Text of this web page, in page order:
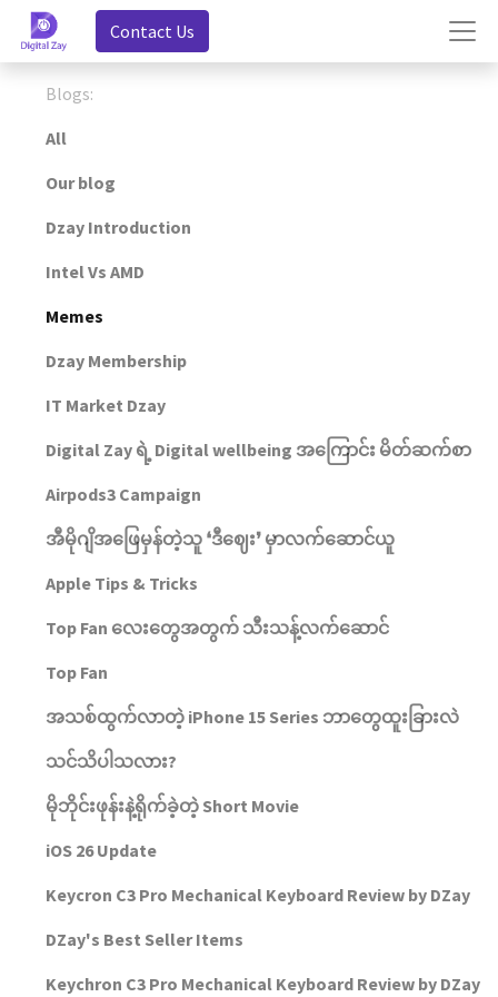
Contact Us
Blogs:
All
Our blog
Dzay Introduction
Intel Vs AMD
Memes
Dzay Membership
IT Market Dzay
Digital Zay ရဲ့ Digital wellbeing အကြောင်း မိတ်ဆက်စာ
Airpods3 Campaign
အီမိုဂျိအဖြေမှန်တဲ့သူ ❛ဒီဈေး❜ မှာလက်ဆောင်ယူ
Apple Tips & Tricks
Top Fan လေးတွေအတွက် သီးသန့်လက်​ဆောင်
Top Fan
အသစ်ထွက်လာတဲ့ iPhone 15 Series ဘာတွေထူးခြားလဲ
သင်သိပါသလား?
မိုဘိုင်းဖုန်းနဲ့ရိုက်ခဲ့တဲ့ Short Movie
iOS 26 Update
Keycron C3 Pro Mechanical Keyboard Review by DZay
DZay's Best Seller Items
Keychron C3 Pro Mechanical Keyboard Review by DZay